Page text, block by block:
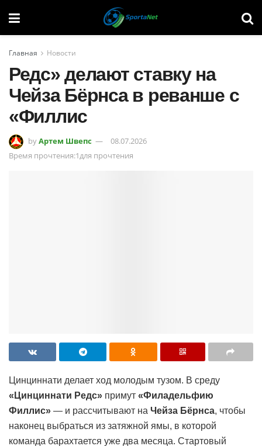
Главная Новости
Редс» делают ставку на
Чейза Бёрнса в реванше с
«Филлис
byАртем Швепс
08.07.2026
Время прочтения:1для прочтения
Цинциннати делает ход молодым тузом. В среду
«Цинциннати Редс» примут «Филадельфию
Филлис» — и рассчитывают на Чейза Бёрнса, чтобы
наконец выбраться из затяжной ямы, в которой
команда барахтается уже два месяца. Стартовый